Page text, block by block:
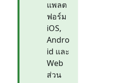
แพลต
ฟอร์ม
iOS,
Andro
id และ
Web
ส่วน